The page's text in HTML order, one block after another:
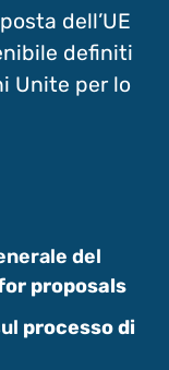
dell’UE
definiti
Unite per lo
del
proposals
processo di